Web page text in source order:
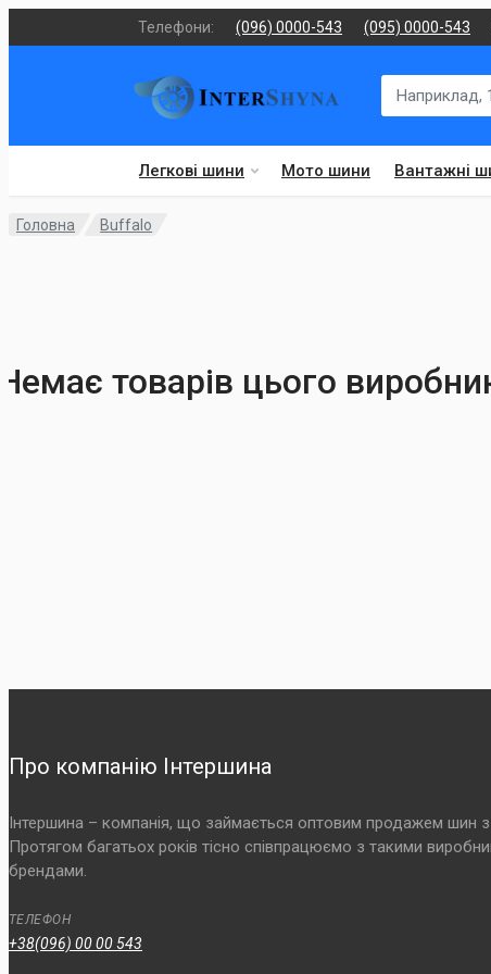
Телефони: (096) 0000-543 (095) 0000-543
Легкові шини Мото шини Вантажні
Головна Buffalo
товарів цього
Про компанію Інтершина
Інтершина – компанія, що займається оптовим продажем шин з
Протягом багатьох років тісно співпрацюємо з такими
брендами.
ТЕЛЕФОН
+38(096) 00 00 543